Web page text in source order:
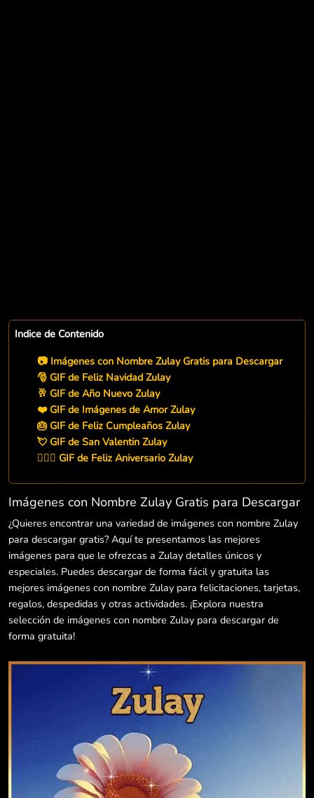
Indice de Contenido
📷 Imágenes con Nombre Zulay Gratis para Descargar
🎅 GIF de Feliz Navidad Zulay
🥂 GIF de Año Nuevo Zulay
❤️ GIF de Imágenes de Amor Zulay
🎂 GIF de Feliz Cumpleaños Zulay
💘 GIF de San Valentin Zulay
👨‍❤️‍👨 GIF de Feliz Aniversario Zulay
Imágenes con Nombre Zulay Gratis para Descargar
¿Quieres encontrar una variedad de imágenes con nombre Zulay
para descargar gratis? Aquí te presentamos las mejores
imágenes para que le ofrezcas a Zulay detalles únicos y
especiales. Puedes descargar de forma fácil y gratuita las
mejores imágenes con nombre Zulay para felicitaciones, tarjetas,
regalos, despedidas y otras actividades. ¡Explora nuestra
selección de imágenes con nombre Zulay para descargar de
forma gratuita!